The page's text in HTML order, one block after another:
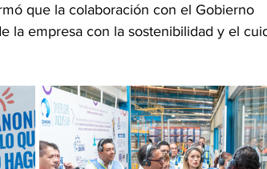
que la colaboración con el Gobierno
la empresa con la sostenibilidad y el